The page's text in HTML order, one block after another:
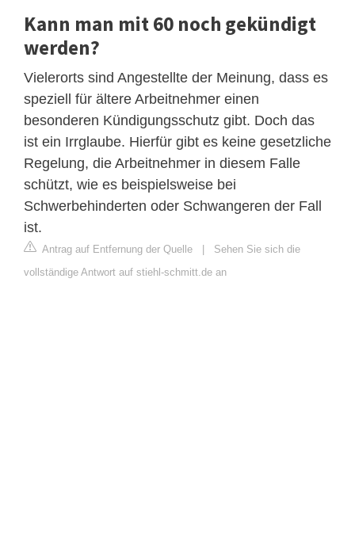
Kann man mit 60 noch gekündigt
werden?
Vielerorts sind Angestellte der Meinung, dass es
speziell für ältere Arbeitnehmer einen
besonderen Kündigungsschutz gibt. Doch das
ist ein Irrglaube. Hierfür gibt es keine gesetzliche
Regelung, die Arbeitnehmer in diesem Falle
schützt, wie es beispielsweise bei
Schwerbehinderten oder Schwangeren der Fall
ist.
Antrag auf Entfernung der Quelle | Sehen Sie sich die
vollständige Antwort auf stiehl-schmitt.de an